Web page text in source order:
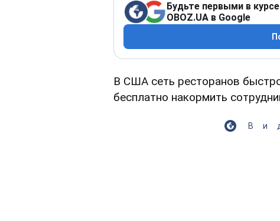
Будьте первыми в
OBOZ.UA в Google
В США сеть ресторанов
бесплатно накормить